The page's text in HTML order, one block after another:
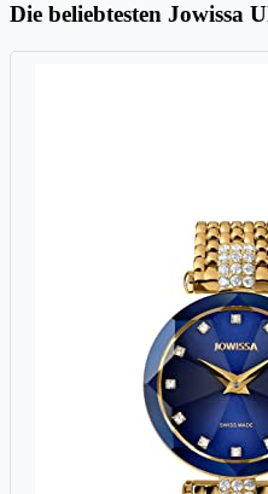
Die beliebtesten Jowissa